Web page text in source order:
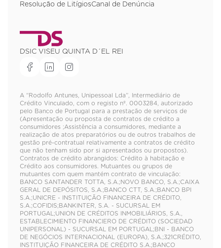
Resolução de LitígiosCanal de Denúncia
DSIC VISEU QUINTA D´EL REI
A “Rodolfo Antunes, Unipessoal Lda”, Intermediário de
Crédito Vinculado, com o registo nº. 0003284, autorizado
pelo Banco de Portugal para a prestação de serviços de
(Apresentação ou proposta de contratos de crédito a
consumidores ;Assistência a consumidores, mediante a
realização de atos preparatórios ou de outros trabalhos de
gestão pré-contratual relativamente a contratos de crédito
que não tenham sido por si apresentados ou propostos).
Contratos de crédito abrangidos: Crédito à habitação e
Crédito aos consumidores. Mutuantes ou grupos de
mutuantes com quem mantém contrato de vinculação:
BANCO SANTANDER TOTTA, S.A.;NOVO BANCO, S.A.;CAIXA
GERAL DE DEPÓSITOS, S.A.;BANCO CTT, S.A.;BANCO BPI
S.A.;UNICRE - INSTITUIÇÃO FINANCEIRA DE CRÉDITO,
S.A.;COFIDIS;BANKINTER, S.A. - SUCURSAL EM
PORTUGAL;UNION DE CRÉDITOS INMOBILIÁRIOS, S.A.,
ESTABLECIMIENTO FINANCIERO DE CRÉDITO (SOCIEDAD
UNIPERSONAL) - SUCURSAL EM PORTUGAL;BNI - BANCO
DE NEGÓCIOS INTERNACIONAL (EUROPA), S.A.;321CRÉDITO,
INSTITUIÇÃO FINANCEIRA DE CRÉDITO S.A.;BANCO